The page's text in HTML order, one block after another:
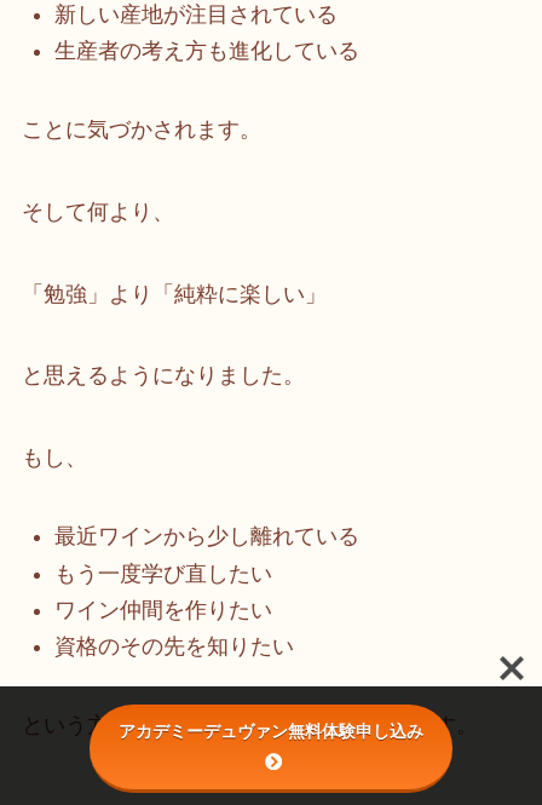
新しい産地が注目されている
生産者の考え方も進化している
ことに気づかされます。
そして何より、
「勉強」より「純粋に楽しい」
と思えるようになりました。
もし、
最近ワインから少し離れている
もう一度学び直したい
ワイン仲間を作りたい
資格のその先を知りたい
という方には、Step-2はかなりおすすめです。
アカデミーデュヴァン無料体験申し込み